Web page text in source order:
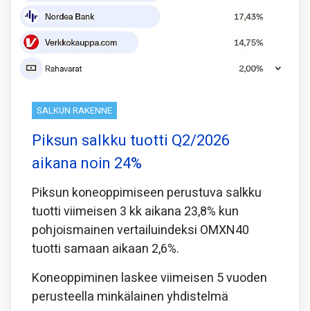
SALKUN RAKENNE
Piksun salkku tuotti Q2/2026
aikana noin 24%
Piksun koneoppimiseen perustuva salkku
tuotti viimeisen 3 kk aikana 23,8% kun
pohjoismainen vertailuindeksi OMXN40
tuotti samaan aikaan 2,6%.
Koneoppiminen laskee viimeisen 5 vuoden
perusteella minkälainen yhdistelmä